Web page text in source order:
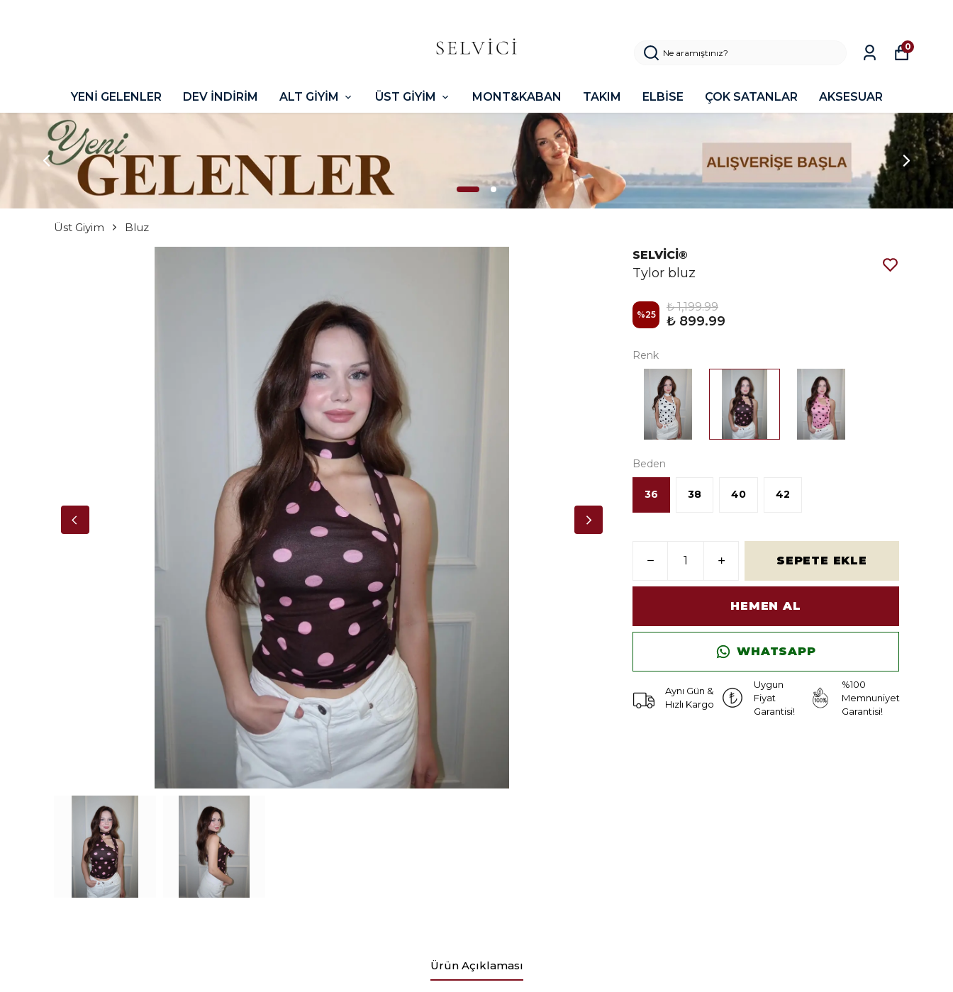
YENİ GELENLER DEV İNDİRİM ALT GİYİM ÜST GİYİM MONT&KABAN TAKIM ELBİSE ÇOK SATANLAR AKSESUAR
0
Üst Giyim Bluz
SELVİCİ®
Tylor bluz
%25
₺ 1,199.99
₺ 899.99
Renk
Beden
36 38 40 42
SEPETE EKLE
HEMEN AL
WHATSAPP
Aynı Gün &
Hızlı Kargo
Uygun
Fiyat
Garantisi!
%100
Memnuniyet
Garantisi!
Ürün Açıklaması